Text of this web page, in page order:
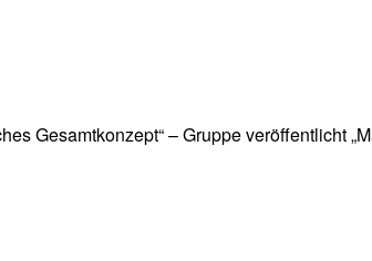
Gesamtkonzept“ – Gruppe veröffentlicht